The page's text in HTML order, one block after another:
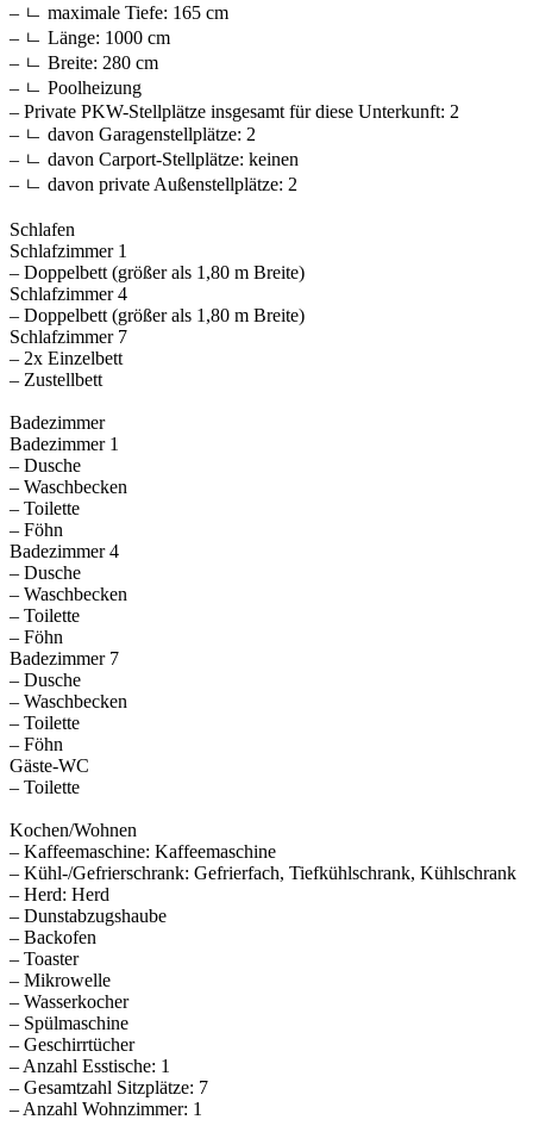
– ㄴ maximale Tiefe: 165 cm
– ㄴ Länge: 1000 cm
– ㄴ Breite: 280 cm
– ㄴ Poolheizung
– Private PKW-Stellplätze insgesamt für diese Unterkunft: 2
– ㄴ davon Garagenstellplätze: 2
– ㄴ davon Carport-Stellplätze: keinen
– ㄴ davon private Außen­stellplätze: 2
Schlafen
Schlafzimmer 1
– Doppelbett (größer als 1,80 m Breite)
Schlafzimmer 4
– Doppelbett (größer als 1,80 m Breite)
Schlafzimmer 7
– 2x Einzelbett
– Zustellbett
Badezimmer
Badezimmer 1
– Dusche
– Waschbecken
– Toilette
– Föhn
Badezimmer 4
– Dusche
– Waschbecken
– Toilette
– Föhn
Badezimmer 7
– Dusche
– Waschbecken
– Toilette
– Föhn
Gäste-WC
– Toilette
Kochen/Wohnen
– Kaffeemaschine: Kaffeemaschine
– Kühl-/Gefrierschrank: Gefrierfach, Tiefkühlschrank, Kühlschrank
– Herd: Herd
– Dunstabzugshaube
– Backofen
– Toaster
– Mikrowelle
– Wasserkocher
– Spülmaschine
– Geschirrtücher
– Anzahl Esstische: 1
– Gesamtzahl Sitzplätze: 7
– Anzahl Wohnzimmer: 1